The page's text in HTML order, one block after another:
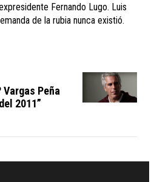
Fernando Lugo. Luis
de la rubia nunca existió.
Vargas Peña
2011”